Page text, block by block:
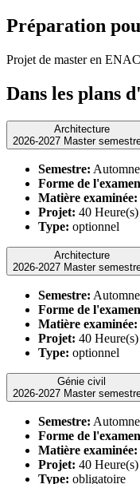
Préparation
Projet de master en
Dans les plans
Architecture
2026-2027 Master
Semestre: Automne
Forme de
Matière examinée:
Projet: 40 Heure(s)
Type: optionnel
Architecture
2026-2027 Master
Semestre: Automne
Forme de
Matière examinée:
Projet: 40 Heure(s)
Type: optionnel
Génie civil
2026-2027 Master
Semestre: Automne
Forme de
Matière examinée:
Projet: 40 Heure(s)
Type: obligatoire